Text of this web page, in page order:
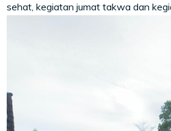
sehat, kegiatan jumat takwa dan